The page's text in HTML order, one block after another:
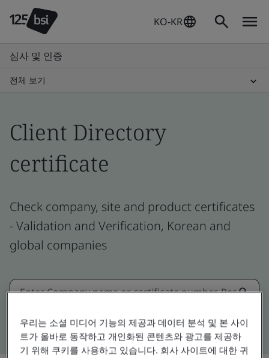
KO-KR
심사 및 인증
전체 보기
Client Directory
certificate
Check company, site and product certificates
- Validation and Verification, Korean and
global companies
Kitemark advanced search
우리는 소셜 미디어 기능의 제공과 데이터 분석 및 본 사이
트가 올바로 동작하고 개인화된 콘텐츠와 광고를 제공하
기 위해 쿠키를 사용하고 있습니다. 회사 사이트에 대한 귀